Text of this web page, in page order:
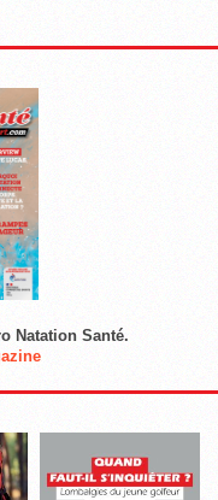
Natation Santé.